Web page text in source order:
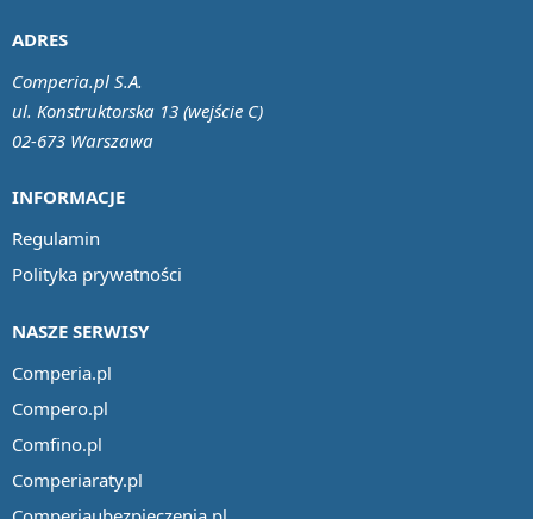
INFORMACJE
Regulamin
Polityka prywatności
NASZE SERWISY
Comperia.pl
Compero.pl
Comfino.pl
Comperiaraty.pl
ADRES
Comperia.pl S.A.
ul. Konstruktorska 13 (wejście C)
02-673 Warszawa